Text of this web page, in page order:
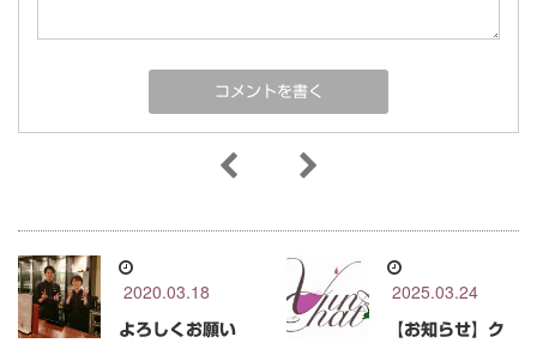
2020.03.18
よろしくお願い
2025.03.24
【お知らせ】ク